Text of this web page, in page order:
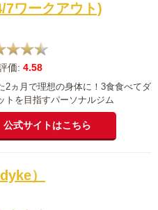
ワークアウト)
価: 4.58
2ヵ月で理想の身体に！3食食べてダ
トを目指すパーソナルジム
公式サイトはこちら
）